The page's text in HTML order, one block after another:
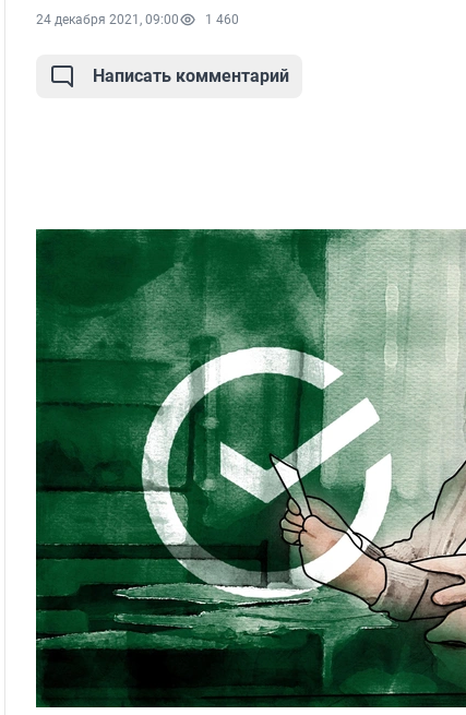
24 декабря 2021, 09:00 1 460
Написать комментарий